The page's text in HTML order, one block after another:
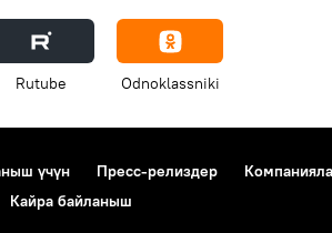
Rutube Odnoklassniki
үчүн Пресс-релиздер
Кайра байланыш